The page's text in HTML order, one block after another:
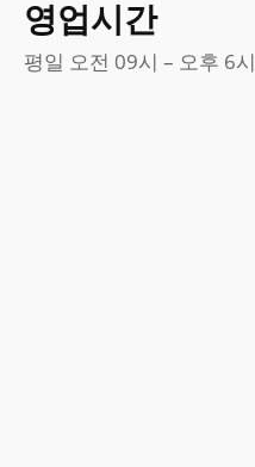
영업시간
평일 오전 09시 – 오후 6시